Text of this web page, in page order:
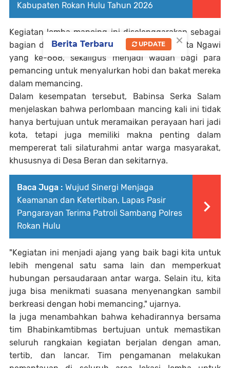
Kabupaten Rokan Hulu Tahun 2026
Kegiatan lomba mancing ini diselenggarakan sebagai
bagian dari rangkaian perayaan Hari Jadi Kota Ngawi
yang ke-668, sekaligus menjadi wadah bagi para
pemancing untuk menyalurkan hobi dan bakat mereka
dalam memancing.
Dalam kesempatan tersebut, Babinsa Serka Salam
menjelaskan bahwa perlombaan mancing kali ini tidak
hanya bertujuan untuk meramaikan perayaan hari jadi
kota, tetapi juga memiliki makna penting dalam
mempererat tali silaturahmi antar warga masyarakat,
khususnya di Desa Beran dan sekitarnya.
Baca Juga : Wujud Sinergi Menjaga
Keamanan dan Ketertiban, Lapas Pasir
Pangarayan Terima Patroli Sambang Polres
Rokan Hulu
"Kegiatan ini menjadi ajang yang baik bagi kita untuk
lebih mengenal satu sama lain dan memperkuat
hubungan persaudaraan antar warga. Selain itu, kita
juga bisa menikmati suasana menyenangkan sambil
berkreasi dengan hobi memancing," ujarnya.
Ia juga menambahkan bahwa kehadirannya bersama
tim Bhabinkamtibmas bertujuan untuk memastikan
seluruh rangkaian kegiatan berjalan dengan aman,
tertib, dan lancar. Tim pengamanan melakukan
×
Berita Terbaru UPDATE